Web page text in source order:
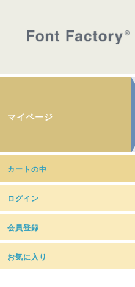
マイページ
カートの中
ログイン
会員登録
お気に入り